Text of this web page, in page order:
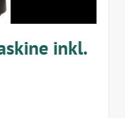
inkl.